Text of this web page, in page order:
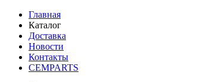
Главная
Каталог
Доставка
Новости
Контакты
CEMPARTS